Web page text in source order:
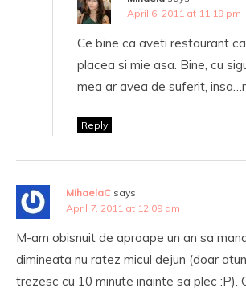
April 6, 2011 at 11:19 pm
Ce bine ca aveti restaurant
placea si mie asa. Bine, cu
mea ar avea de suferit,
Reply
MihaelaC says:
April 7, 2011 at 12:09 am
M-am obisnuit de aproape un an sa
dimineata nu ratez micul dejun (doar
trezesc cu 10 minute inainte sa plec :P).